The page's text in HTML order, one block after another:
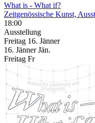
What is - What if?
Zeitgenössische Kunst,
18:00
Ausstellung
Freitag 16. Jänner
16. Jänner Jän.
Freitag Fr